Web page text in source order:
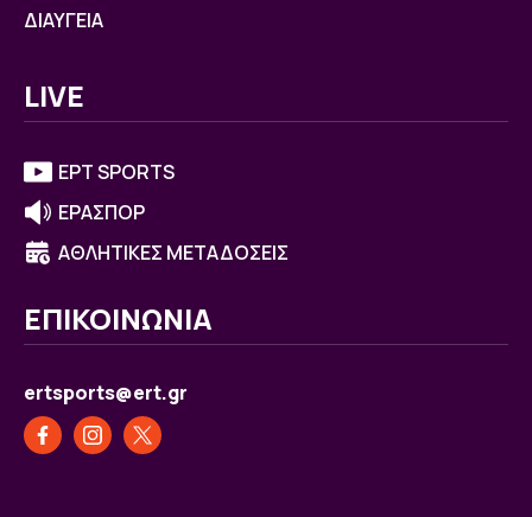
ΔΙΑΥΓΕΙΑ
LIVE
ΕΡΤ SPORTS
ΕΡΑΣΠΟΡ
ΑΘΛΗΤΙΚΕΣ ΜΕΤΑΔΟΣΕΙΣ
ΕΠΙΚΟΙΝΩΝΙΑ
ertsports@ert.gr